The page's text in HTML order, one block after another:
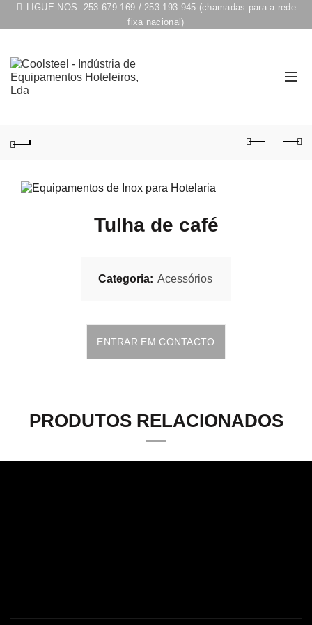
LIGUE-NOS: 253 679 169 /253 193 945 (chamadas para a rede
fixa nacional)
Tulha de café
Categoria: Acessórios
ENTRAR EM CONTACTO
PRODUTOS RELACIONADOS